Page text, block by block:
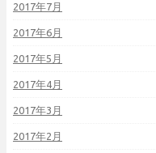
2017年7月
2017年6月
2017年5月
2017年4月
2017年3月
2017年2月